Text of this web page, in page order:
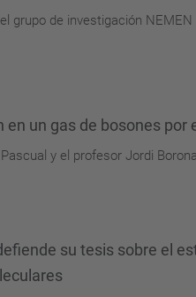
grupo de investigación
un gas de bosones
y el profesor Jordi
su tesis sobre el